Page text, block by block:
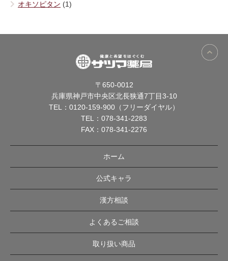
オキソピタン (1)
〒650-0012
兵庫県神戸市中央区北長狭通7丁目3-10
TEL： 0120-159-900（フリーダイヤル）
TEL： 078-341-2283
FAX：078-341-2276
ホーム
公式キャラ
漢方相談
よくあるご相談
取り扱い商品